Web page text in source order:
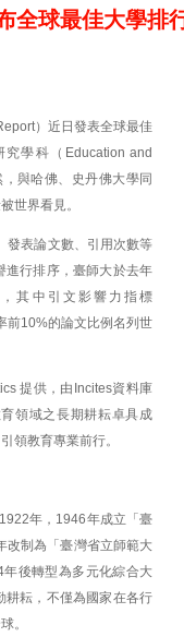
球最佳大學排
）近日發表全球最佳
學科（Education and
與哈佛、史丹佛大學同
世界看見。
發表論文數、引用次數等
進行排序，臺師大於去年
其中引文影響力指標
前10%的論文比例名列世
提供，由Incites資料庫
領域之長期耕耘卓具成
領教育專業前行。
年，1946年成立「臺
改制為「臺灣省立師範大
後轉型為多元化綜合大
耕耘，不僅為國家在各行
。